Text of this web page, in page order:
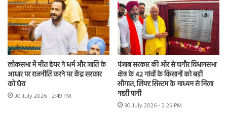
लोकसभा में मीत हेयर ने धर्म और जाति के
आधार पर राजनीति करने पर केंद्र सरकार
को घेरा
30 July 2026 - 2:49 PM
पंजाब सरकार की ओर से घनौर विधानसभा
क्षेत्र के 42 गांवों के किसानों को बड़ी
सौगात, लिफ्ट सिस्टम के माध्यम से मिला
नहरी पानी
30 July 2026 - 2:25 PM